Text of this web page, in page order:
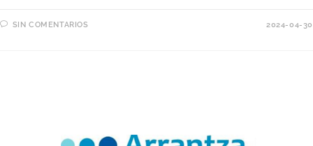
SIN COMENTARIOS 2024-04-30